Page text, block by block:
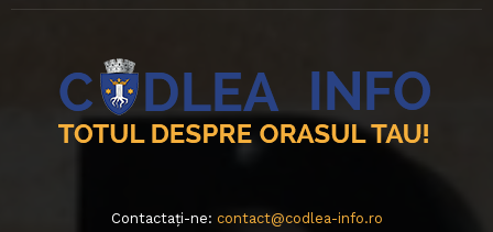
Contactați-ne: contact@codlea-info.ro